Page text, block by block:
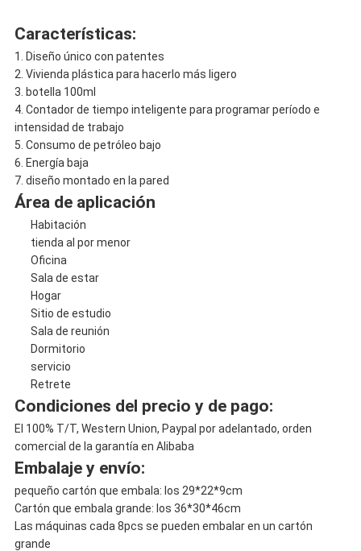
Características:
1. Diseño único con patentes
2. Vivienda plástica para hacerlo más ligero
3. botella 100ml
4. Contador de tiempo inteligente para programar período e
intensidad de trabajo
5. Consumo de petróleo bajo
6. Energía baja
7. diseño montado en la pared
Área de aplicación
Habitación
tienda al por menor
Oficina
Sala de estar
Hogar
Sitio de estudio
Sala de reunión
Dormitorio
servicio
Retrete
Condiciones del precio y de pago:
El 100% T/T, Western Union, Paypal por adelantado, orden
comercial de la garantía en Alibaba
Embalaje y envío:
pequeño cartón que embala: los 29*22*9cm
Cartón que embala grande: los 36*30*46cm
Las máquinas cada 8pcs se pueden embalar en un cartón
grande